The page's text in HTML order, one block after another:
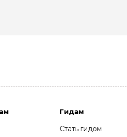
Гидам
Стать гидом